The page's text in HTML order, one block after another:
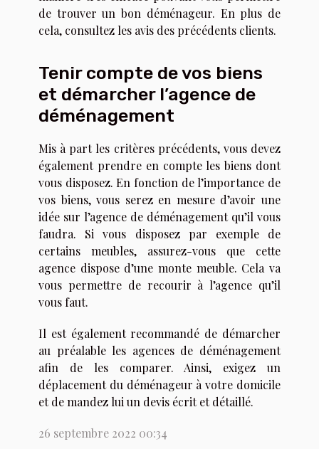
de trouver un bon déménageur. En plus de
cela, consultez les avis des précédents clients.
Tenir compte de vos biens
et démarcher l’agence de
déménagement
Mis à part les critères précédents, vous devez
également prendre en compte les biens dont
vous disposez. En fonction de l’importance de
vos biens, vous serez en mesure d’avoir une
idée sur l’agence de déménagement qu’il vous
faudra. Si vous disposez par exemple de
certains meubles, assurez-vous que cette
agence dispose d’une monte meuble. Cela va
vous permettre de recourir à l’agence qu’il
vous faut.
Il est également recommandé de démarcher
au préalable les agences de déménagement
afin de les comparer. Ainsi, exigez un
déplacement du déménageur à votre domicile
et de mandez lui un devis écrit et détaillé.
26 septembre 2022 00:34